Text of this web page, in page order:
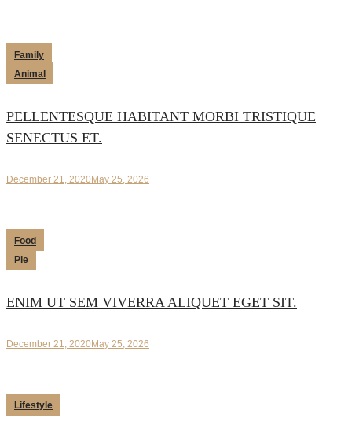
Family
Animal
PELLENTESQUE HABITANT MORBI TRISTIQUE
SENECTUS ET.
December 21, 2020May 25, 2026
Food
Pie
ENIM UT SEM VIVERRA ALIQUET EGET SIT.
December 21, 2020May 25, 2026
Lifestyle